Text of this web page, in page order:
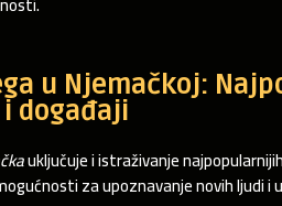
u Njemačkoj:
događaji
uključuje i istraživanje
za upoznavanje novih ljudi i